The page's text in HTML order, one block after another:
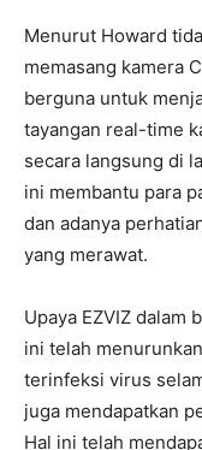
Menurut Howard
memasang kamera
berguna untuk
tayangan real-time
secara langsung di
ini membantu para
dan adanya
yang merawat.
Upaya EZVIZ dalam
ini telah
terinfeksi virus
juga mendapatkan
Hal ini telah